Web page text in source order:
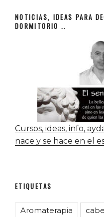
NOTICIAS, IDEAS PARA
DORMITORIO ..
Cursos, ideas, info,
nace y se hace en el
ETIQUETAS
Aromaterapia